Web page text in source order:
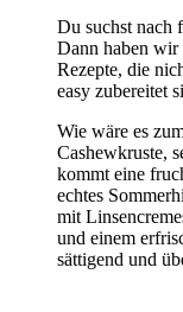
Du suchst nach
Dann haben wir
Rezepte, die
easy zubereitet
Wie wäre es
Cashewkruste,
kommt eine
echtes
mit
und einem
sättigend und